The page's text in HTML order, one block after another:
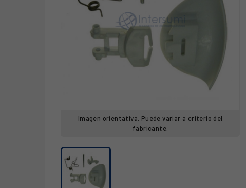
Imagen orientativa. Puede variar a criterio del
fabricante.